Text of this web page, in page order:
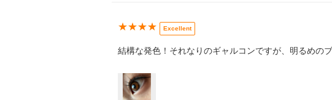
★★★★ Excellent
結構な発色！それなりのギャルコンですが、明るめの